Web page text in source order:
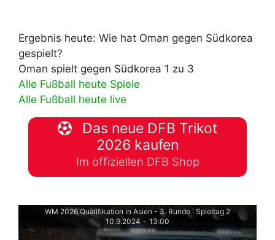
Ergebnis heute: Wie hat Oman gegen Südkorea
gespielt?
Oman spielt gegen Südkorea 1 zu 3
Alle Fußball heute Spiele
Alle Fußball heute live
Das neue DFB Trikot
2026 kaufen
Im offiziellen DFB Shop
WM 2026 Qualifikation in Asien - 3. Runde Spieltag 2
10.9.2024 - 13:00